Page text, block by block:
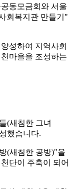
동모금회와 서울
회복지관 만들기"
성하여 지역사회
마을을 조성하는
(새침한 그녀
했습니다.
(새침한 공방)"을
단이 주축이 되어